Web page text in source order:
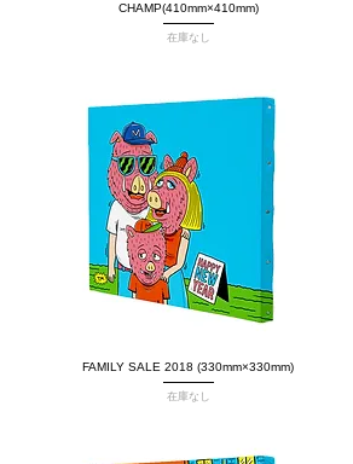
クイックビュー
CHAMP(410mm×410mm)
在庫なし
クイックビュー
FAMILY SALE 2018 (330mm×330mm)
在庫なし